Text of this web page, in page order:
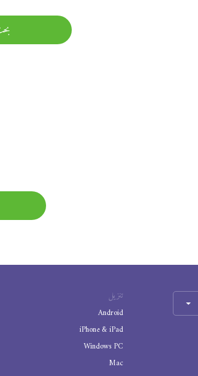
تنزيل
Android
iPhone & iPad
Windows PC
Mac